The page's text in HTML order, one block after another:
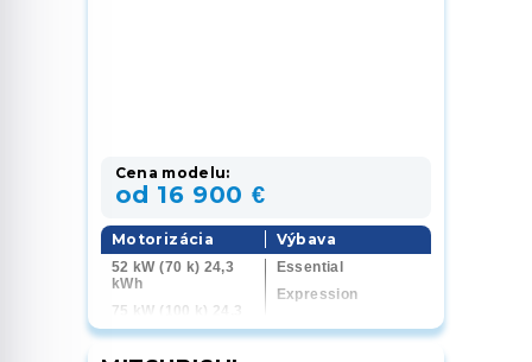
Cena modelu:
od 16 900 €
Motorizácia
52 kW (70 k) 24,3
kWh
75 kW (100 k) 24,3
kWh
Výbava
Essential
Expression